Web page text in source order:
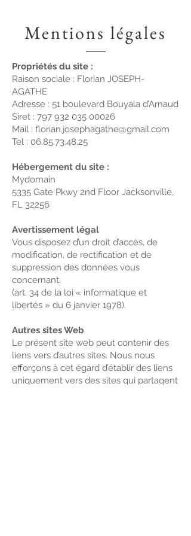
Mentions légales
Propriétés du site :
Raison sociale : Florian JOSEPH-
AGATHE
Adresse : 51 boulevard Bouyala d’Arnaud
Siret : 797 932 035 00026
Mail : florian.josephagathe@gmail.com
Tel : 06.85.73.48.25
Hébergement du site :
Mydomain
5335 Gate Pkwy 2nd Floor Jacksonville,
FL 32256
Avertissement légal
Vous disposez d’un droit d’accès, de
modification, de rectification et de
suppression des données vous
concernant.
(art. 34 de la loi « informatique et
libertés » du 6 janvier 1978).
Autres sites Web
Le présent site web peut contenir des
liens vers d’autres sites. Nous nous
efforçons à cet égard d’établir des liens
uniquement vers des sites qui partagent